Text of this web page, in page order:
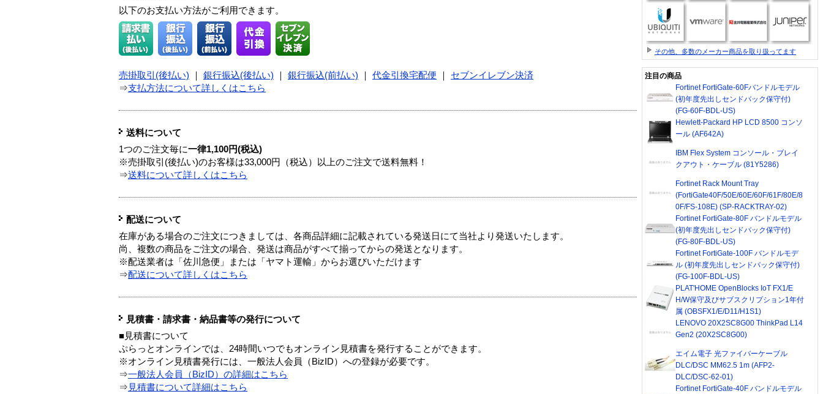
以下のお支払い方法がご利用できます。
売掛取引(後払い) 銀行振込(後払い) 銀行振込(前払い) 代金引換宅配便
セブンイレブン決済
⇒支払方法について詳しくはこちら
送料について
1つのご注文毎に一律1,100円(税込)
※売掛取引(後払い)のお客様は33,000円（税込）以上のご注文で送料無料！
⇒送料について詳しくはこちら
配送について
在庫がある場合のご注文につきましては、各商品詳細に記載されている発送日にて当社より発送いたします。
尚、複数の商品をご注文の場合、発送は商品がすべて揃ってからの発送となります。
※配送業者は「佐川急便」または「ヤマト運輸」からお選びいただけます
⇒配送について詳しくはこちら
見積書・請求書・納品書等の発行について
■見積書について
ぷらっとオンラインでは、24時間いつでもオンライン見積書を発行することができます。
※オンライン見積書発行には、一般法人会員（BizID）への登録が必要です。
⇒一般法人会員（BizID）の詳細はこちら
⇒ 見積書について詳細はこちら
その他、多数のメーカー商品を取り扱ってます
注目の商品
Fortinet FortiGate-60Fバンドルモデル
(初年度先出しセンドバック保守付)
(FG-60F-BDL-US)
Hewlett-Packard HP LCD 8500 コンソ
ール (AF642A)
IBM Flex System コンソール・ブレイ
クアウト・ケーブル (81Y5286)
Fortinet Rack Mount Tray
(FortiGate40F/50E/60E/60F/61F/80E/8
0F/FS-108E) (SP-RACKTRAY-02)
Fortinet FortiGate-80F バンドルモデル
(初年度先出しセンドバック保守付)
(FG-80F-BDL-US)
Fortinet FortiGate-100F バンドルモデ
ル (初年度先出しセンドバック保守付)
(FG-100F-BDL-US)
PLAT'HOME OpenBlocks IoT FX1/E
H/W保守及びサブスクリプション1年付
属 (OBSFX1/E/D11/H1S1)
LENOVO 20X2SC8G00 ThinkPad L14
Gen2 (20X2SC8G00)
エイム電子 光ファイバーケーブル
DLC/DSC MM62.5 1m (AFP2-
DLC/DSC-62-01)
Fortinet FortiGate-40F バンドルモデル